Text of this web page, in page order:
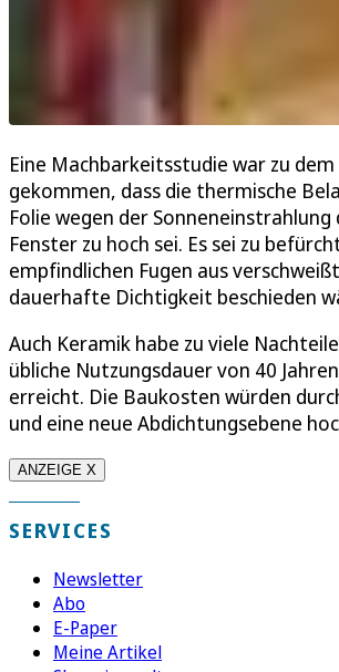
Eine Machbarkeitsstudie war zu dem
gekommen, dass die thermische
Folie wegen der
Fenster zu hoch sei. Es sei zu
empfindlichen Fugen aus
dauerhafte Dichtigkeit beschieden
Auch Keramik habe zu viele
übliche Nutzungsdauer von 40
erreicht. Die Baukosten würden
und eine neue Abdichtungsebene
ANZEIGE X
SERVICES
Newsletter
Abo
E-Paper
Meine Artikel